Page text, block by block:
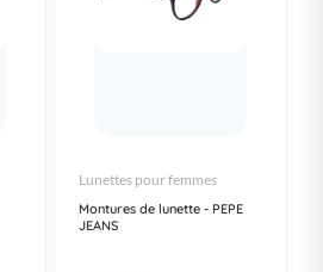
Lunettes pour femmes
Montures de lunette - PEPE
JEANS